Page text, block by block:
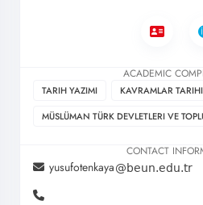
ACADEMIC
TARIH YAZIMI KAVRAMLAR TARIHI
MÜSLÜMAN TÜRK DEVLETLERI VE
CONTACT
yusufotenkaya